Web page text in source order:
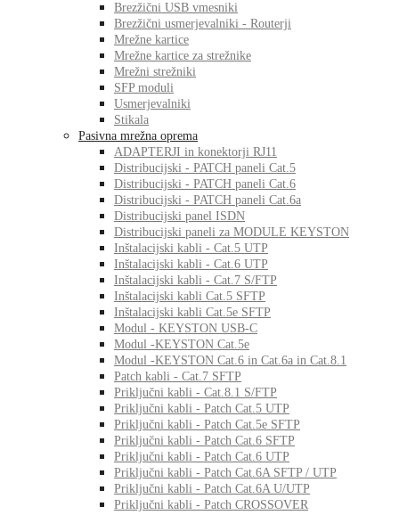
Brezžični USB vmesniki
Brezžični usmerjevalniki - Routerji
Mrežne kartice
Mrežne kartice za strežnike
Mrežni strežniki
SFP moduli
Usmerjevalniki
Stikala
Pasivna mrežna oprema
ADAPTERJI in konektorji RJ11
Distribucijski - PATCH paneli Cat.5
Distribucijski - PATCH paneli Cat.6
Distribucijski - PATCH paneli Cat.6a
Distribucijski panel ISDN
Distribucijski paneli za MODULE KEYSTON
Inštalacijski kabli - Cat.5 UTP
Inštalacijski kabli - Cat.6 UTP
Inštalacijski kabli - Cat.7 S/FTP
Inštalacijski kabli Cat.5 SFTP
Inštalacijski kabli Cat.5e SFTP
Modul - KEYSTON USB-C
Modul -KEYSTON Cat.5e
Modul -KEYSTON Cat.6 in Cat.6a in Cat.8.1
Patch kabli - Cat.7 SFTP
Priključni kabli - Cat.8.1 S/FTP
Priključni kabli - Patch Cat.5 UTP
Priključni kabli - Patch Cat.5e SFTP
Priključni kabli - Patch Cat.6 SFTP
Priključni kabli - Patch Cat.6 UTP
Priključni kabli - Patch Cat.6A SFTP / UTP
Priključni kabli - Patch Cat.6A U/UTP
Priključni kabli - Patch CROSSOVER